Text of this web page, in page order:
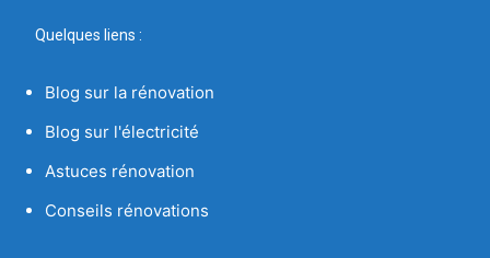
Quelques liens :
Blog sur la rénovation
Blog sur l'électricité
Astuces rénovation
Conseils rénovations